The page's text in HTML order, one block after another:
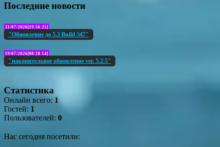
Последние новости
31/07/2026[19:56:25]
"Обновление до 5.3 Build 547"
19/07/2026[08:28:14]
"накопительное обновление ver. 5.2.5"
Статистика
Онлайн всего: 1
Гостей: 1
Пользователей: 0
Нас сегодня посетили: